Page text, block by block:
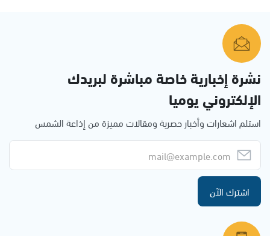
نشرة إخبارية خاصة مباشرة لبريدك
الإلكتروني يوميا
استلم اشعارات وأخبار حصرية ومقالات مميزة من إذاعة الشمس
اشترك الآن